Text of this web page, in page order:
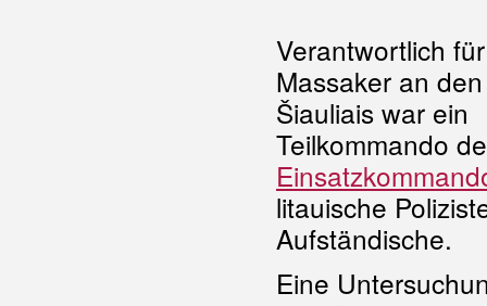
Verantwortlich
Massaker an
Šiauliais war ein
Teilkommando
litauische
Aufständische.
Eine